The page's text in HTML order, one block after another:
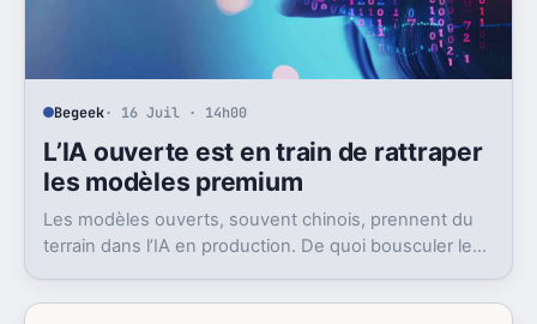
Begeek· 16 Juil · 14h00
L’IA ouverte est en train de rattraper
les modèles premium
Les modèles ouverts, souvent chinois, prennent du
terrain dans l’IA en production. De quoi bousculer le